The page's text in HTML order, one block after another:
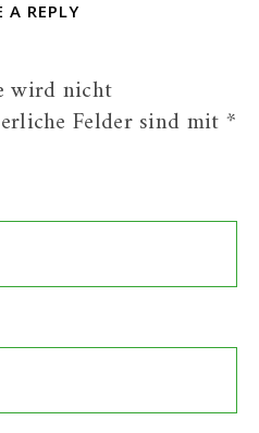
A REPLY
wird nicht
Felder sind mit*